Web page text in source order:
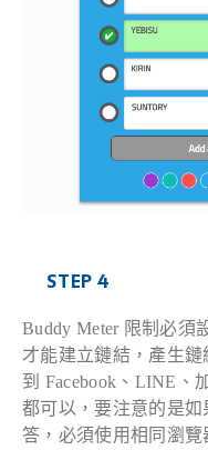
STEP 4
Buddy Meter 限制必須
才能建立鏈結，產生
到 Facebook、LINE、
都可以，要注意的是
答，必須使用相同瀏覽